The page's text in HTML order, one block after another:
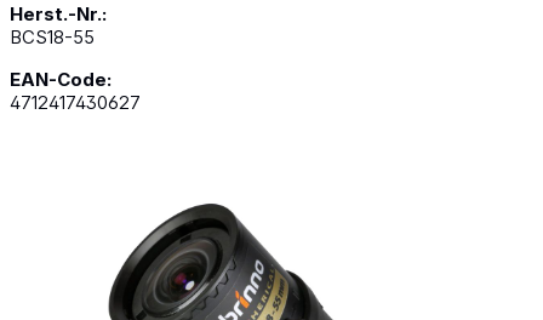
Herst.-Nr.:
BCS18-55
EAN-Code:
4712417430627